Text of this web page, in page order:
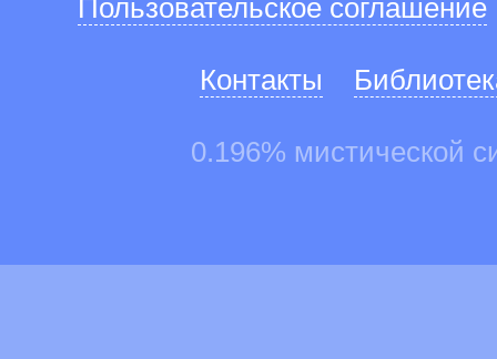
Пользовательское соглашение
Контакты
0.196% мистической